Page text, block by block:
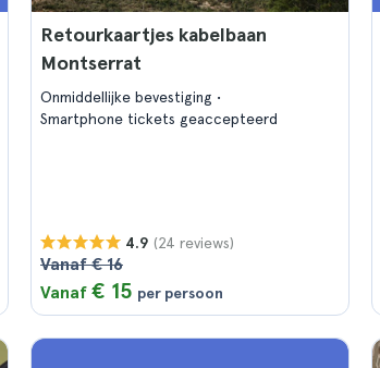
Retourkaartjes kabelbaan
Montserrat
Onmiddellijke bevestiging
Smartphone tickets geaccepteerd
4.9 (24 reviews)
Vanaf € 16
Vanaf € 15 per persoon